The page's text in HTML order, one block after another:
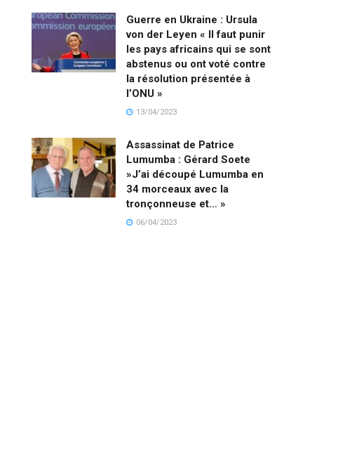
Guerre en Ukraine : Ursula
von der Leyen « Il faut punir
les pays africains qui se sont
abstenus ou ont voté contre
la résolution présentée à
l’ONU »
13/04/2023
Assassinat de Patrice
Lumumba : Gérard Soete
»J’ai découpé Lumumba en
34 morceaux avec la
tronçonneuse et… »
06/04/2023